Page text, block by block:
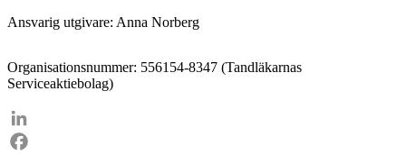
Ansvarig utgivare: Anna Norberg
Organisationsnummer: 556154-8347 (Tandläkarnas
Serviceaktiebolag)
LinkedIn